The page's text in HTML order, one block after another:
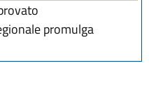
promulga